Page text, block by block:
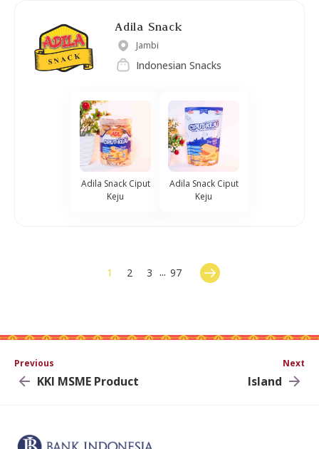
Adila Snack
Jambi
Indonesian Snacks
Adila Snack Ciput
Keju
Adila Snack Ciput
Keju
1 2 3 ... 97
Previous
KKI MSME Product
Next
Island